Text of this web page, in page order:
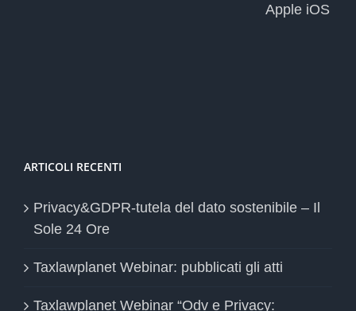
Apple iOS
ARTICOLI RECENTI
Privacy&GDPR-tutela del dato sostenibile – Il
Sole 24 Ore
Taxlawplanet Webinar: pubblicati gli atti
Taxlawplanet Webinar “Odv e Privacy: